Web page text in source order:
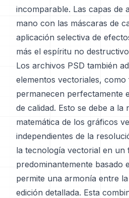
incomparable. Las capas de
mano con las máscaras de
aplicación selectiva de
más el espíritu no
Los archivos PSD también
elementos vectoriales,
permanecen perfectamente
de calidad. Esto se debe a la
matemática de los gráficos
independientes de la
la tecnología vectorial en un
predominantemente basado
permite una armonía entre
edición detallada. Esta